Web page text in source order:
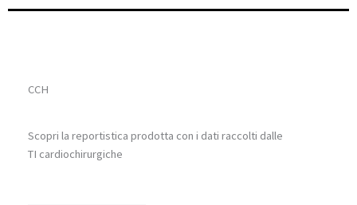
CCH
Scopri la reportistica prodotta con i dati raccolti dalle
TI cardiochirurgiche